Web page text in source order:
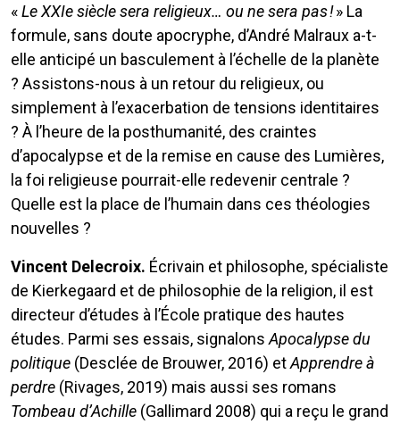
«Le XXIe siècle sera religieux… ou ne sera pas !» La
formule, sans doute apocryphe, d’André Malraux a-t-
elle anticipé un basculement à l’échelle de la planète
? Assistons-nous à un retour du religieux, ou
simplement à l’exacerbation de tensions identitaires
? À l’heure de la posthumanité, des craintes
d’apocalypse et de la remise en cause des Lumières,
la foi religieuse pourrait-elle redevenir centrale ?
Quelle est la place de l’humain dans ces théologies
nouvelles ?
Vincent Delecroix. Écrivain et philosophe, spécialiste
de Kierkegaard et de philosophie de la religion, il est
directeur d’études à l’École pratique des hautes
études. Parmi ses essais, signalons Apocalypse du
politique (Desclée de Brouwer, 2016) etApprendre à
perdre (Rivages, 2019) mais aussi ses romans
Tombeau d’Achille (Gallimard 2008) qui a reçu le grand